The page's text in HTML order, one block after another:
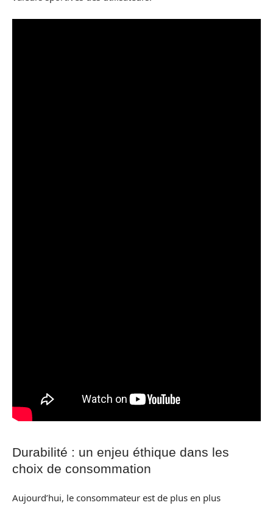
Durabilité : un enjeu éthique dans les
choix de consommation
Aujourd’hui, le consommateur est de plus en plus